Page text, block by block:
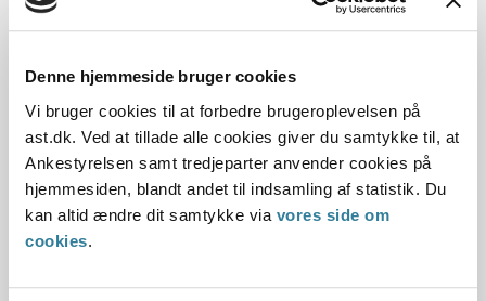
Denne hjemmeside bruger cookies
Vi bruger cookies til at forbedre brugeroplevelsen på
ast.dk. Ved at tillade alle cookies giver du samtykke til, at
Ankestyrelsen samt tredjeparter anvender cookies på
hjemmesiden, blandt andet til indsamling af statistik. Du
kan altid ændre dit samtykke via vores side om
cookies.
tilstrækkelig og hensigtsmæssig oplæring og instruktion i at
udføre arbejdet, så risikoen for vold var effektivt
forebygget.
Virksomheden skulle desuden sikre, at risikoen for vold ved
alenearbejde i forbindelse med psykisk og/eller fysisk
voldelige kunder i butikken var effektivt forebygget. Hvis